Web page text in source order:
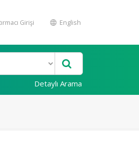
Girişi English
Detaylı Arama